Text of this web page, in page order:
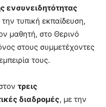
ενσυνειδητότητας
τυπική εκπαίδευση,
μαθητή, στο Θερινό
στους συμμετέχοντες
τους.
τρεις
διαδρομές, με την